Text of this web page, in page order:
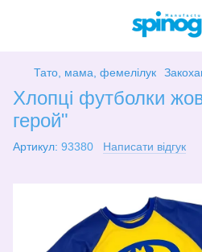
Тато, мама, фемелілук
Хлопці футболки
герой"
Артикул: 93380 Написати відгук